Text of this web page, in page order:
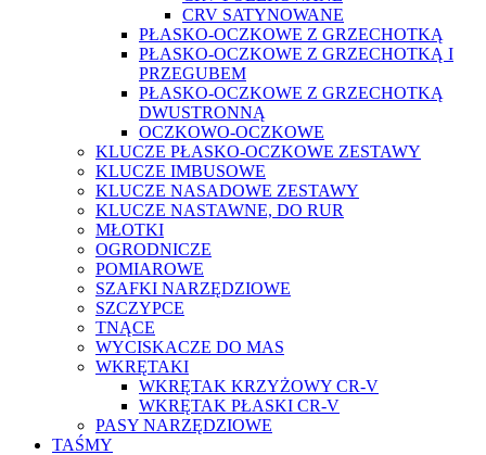
CRV SATYNOWANE
PŁASKO-OCZKOWE Z GRZECHOTKĄ
PŁASKO-OCZKOWE Z GRZECHOTKĄ I
PRZEGUBEM
PŁASKO-OCZKOWE Z GRZECHOTKĄ
DWUSTRONNĄ
OCZKOWO-OCZKOWE
KLUCZE PŁASKO-OCZKOWE ZESTAWY
KLUCZE IMBUSOWE
KLUCZE NASADOWE ZESTAWY
KLUCZE NASTAWNE, DO RUR
MŁOTKI
OGRODNICZE
POMIAROWE
SZAFKI NARZĘDZIOWE
SZCZYPCE
TNĄCE
WYCISKACZE DO MAS
WKRĘTAKI
WKRĘTAK KRZYŻOWY CR-V
WKRĘTAK PŁASKI CR-V
PASY NARZĘDZIOWE
TAŚMY